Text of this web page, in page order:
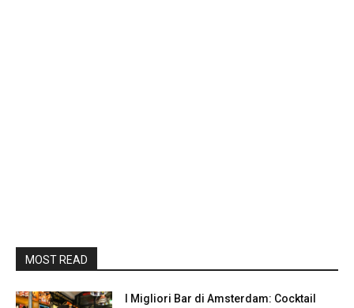
MOST READ
I Migliori Bar di Amsterdam: Cocktail